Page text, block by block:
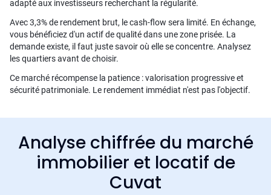
adapté aux investisseurs recherchant la régularité.
Avec 3,3% de rendement brut, le cash-flow sera limité. En échange,
vous bénéficiez d'un actif de qualité dans une zone prisée. La
demande existe, il faut juste savoir où elle se concentre. Analysez
les quartiers avant de choisir.
Ce marché récompense la patience : valorisation progressive et
sécurité patrimoniale. Le rendement immédiat n'est pas l'objectif.
Analyse chiffrée du marché
immobilier et locatif de
Cuvat